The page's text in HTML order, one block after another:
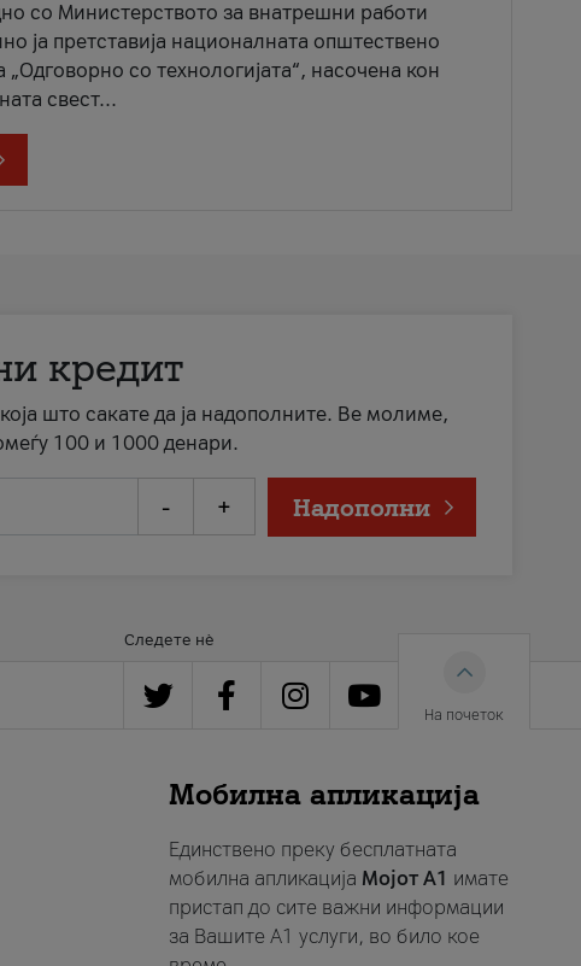
со Министерството за внатрешни работи
ја претставија националната општествено
со технологијата“, насочена кон
свест...
кредит
што сакате да ја надополните. Ве молиме,
100 и 1000 денари.
- + Надополни
Следете нè
На почеток
Мобилна апликација
Единствено преку бесплатната
мобилна апликација Мојот A1 имате
пристап до сите важни информации
за Вашите A1 услуги, во било кое